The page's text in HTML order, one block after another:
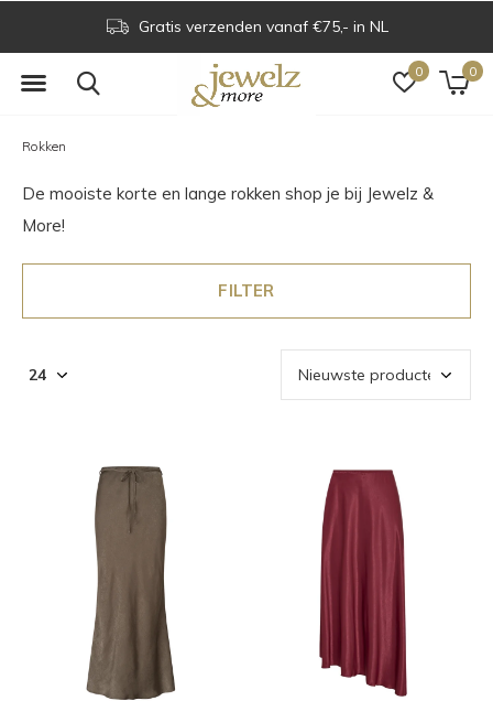
0 0
Voor 16.00 uur besteld is dezelfde dag verzonden
Rokken
De mooiste korte en lange rokken shop je bij Jewelz &
More!
FILTER